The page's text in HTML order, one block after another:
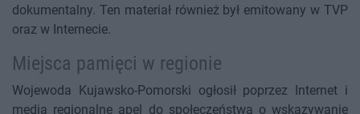
dokumentalny. Ten materiał również był emitowany w TVP
oraz w Internecie.
Miejsca pamięci w regionie
Wojewoda Kujawsko-Pomorski ogłosił poprzez Internet i
media regionalne apel do społeczeństwa o wskazywanie